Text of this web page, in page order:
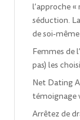
l’approche
séduction.
de soi-même
Femmes de
pas) les
Net Dating
témoignage
Arrêtez de